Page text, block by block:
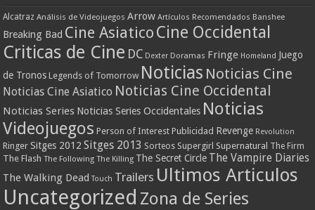
Alcatraz Análisis de Videojuegos Arrow Artículos Recomendados Banshee
Breaking Bad Cine AsiaticoCine Occidental
Criticas de Cine DC Dexter Doramas Fringe Homeland Juego
de Tronos Legends of Tomorrow Noticias Noticias Cine
Noticias Cine Asiatico Noticias Cine Occidental
Noticias Series Noticias Series Occidentales Noticias
Videojuegos Person of Interest Publicidad Revenge Revolution
Ringer Sitges 2012 Sitges 2013 Sorteos Supergirl Supernatural The Firm
The Flash The Following The Killing The Secret Circle The Vampire Diaries
The Walking Dead Touch Trailers Ultimos Articulos
Uncategorized Zona de Series